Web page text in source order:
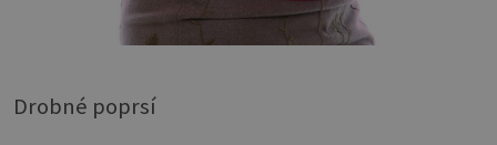
Drobné poprsí